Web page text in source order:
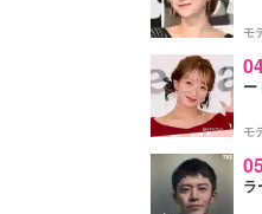
モ
ー
ぎ
モ
ラ